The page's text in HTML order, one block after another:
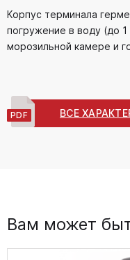
Корпус терминала
погружение в воду (до
морозильной камере и
ВСЕ
Вам может